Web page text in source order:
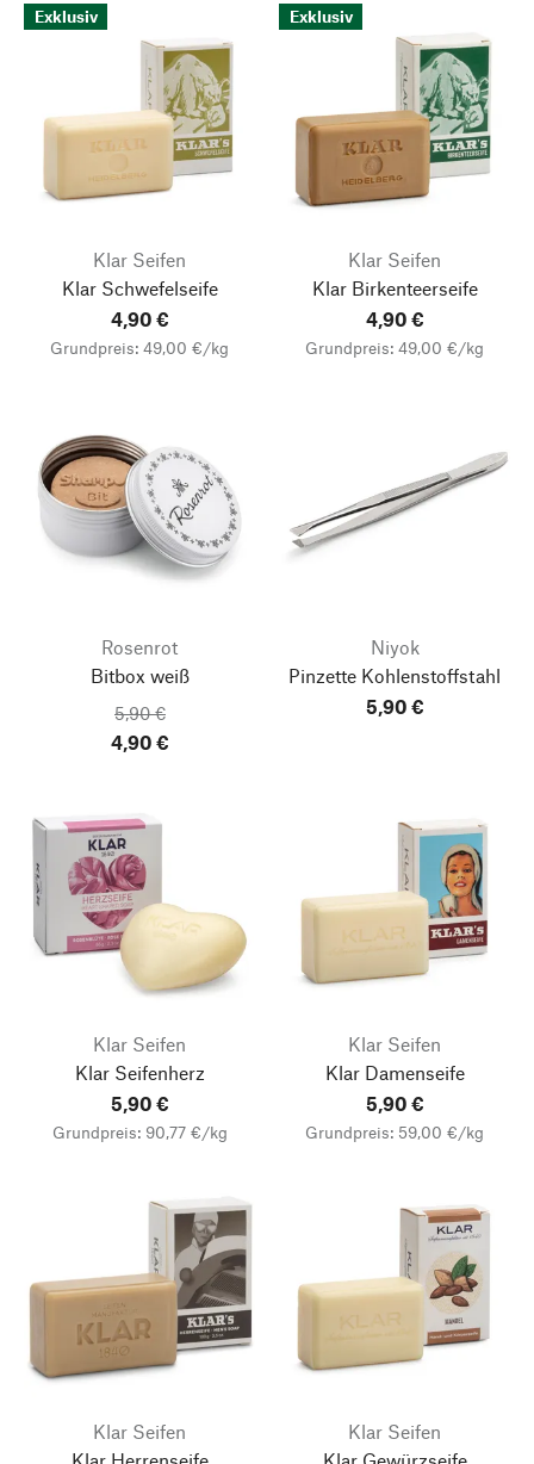
Exklusiv
Klar Seifen
Klar Schwefelseife
4,90 €
Grundpreis: 49,00 €/kg
Exklusiv
Klar Seifen
Klar Birkenteerseife
4,90 €
Grundpreis: 49,00 €/kg
Rosenrot
Bitbox weiß
5,90 €
4,90 €
Niyok
Pinzette Kohlenstoffstahl
5,90 €
Klar Seifen
Klar Seifenherz
5,90 €
Grundpreis: 90,77 €/kg
Klar Seifen
Klar Damenseife
5,90 €
Grundpreis: 59,00 €/kg
Klar Seifen
Klar Seifen